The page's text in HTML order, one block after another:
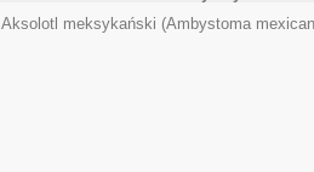
Aksolotl meksykański (Ambystoma